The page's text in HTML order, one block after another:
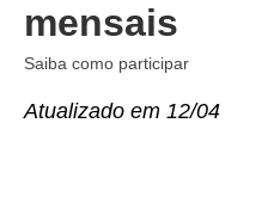
mensais
Saiba como participar
Atualizado em 12/04